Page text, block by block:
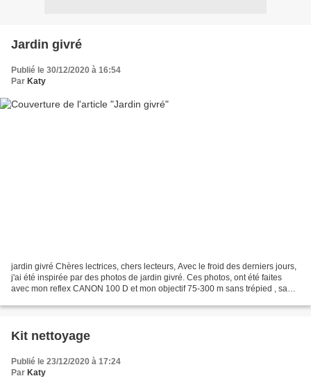
Jardin givré
Publié le 30/12/2020 à 16:54
Par Katy
jardin givré Chères lectrices, chers lecteurs, Avec le froid des derniers jours,
j'ai été inspirée par des photos de jardin givré. Ces photos, ont été faites
avec mon reflex CANON 100 D et mon objectif 75-300 m sans trépied , sans
Kit nettoyage
Publié le 23/12/2020 à 17:24
Par Katy